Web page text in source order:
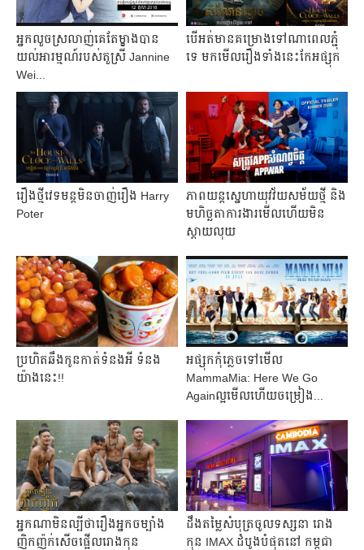
អ្នក​លួច​ស្រលាញ់​គេ​តែ​ម្ខាង​បាន​
យល់​អារម្មណ៍​របស់​តួ​ស្រី Jannine
Wei...
បើ​អត់​មាន​គម្រោង​ទៅ​ណា​ពេល​ភ្ជុំ​
ទេ មក​មើល​រឿង​ទាំង​នេះ​កែ​អផ្សុក
រឿង​ថ្មី​វេទមន្ត​មិន​ចាញ់​រឿង Harry
Poter
ភាពយន្តស្នេហាយុវវ័យសម័យថ្មី និង
មហិច្ឆតាការងារមើលហើយមិន
ស្តាយលុយ
ប្រហិត​ឆឹង​កូន​កាត់​ទំនង​អី ទំនង​
យ៉ាង​នេះ!!
អផ្សុក​កុំ​ភ្លេច​ទៅ​មើល​
MammaMia: Here We Go
Againល្អ​មើល​ហើយ​ចម្រៀង​...
អ្នក​ណា​មិន​ល្បី​ថា​រឿង​អ្នក​ចម្បាំង​
ញ៉ិកញ៉ក់​សើច​ផ្អើល​រោង​កុន
ដឹង​តម្លៃ​សំបុត្រ​ចូល​ទស្សនា​ រោង​
កុន IMAX ដំបូង​បំផុត​នៅ​ កម្ពុជា​